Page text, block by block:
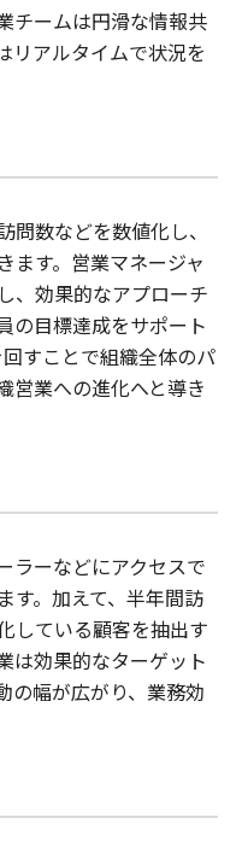
チームは円滑な情報共
リアルタイムで状況を
数などを数値化し、
ます。営業マネージャ
、効果的なアプローチ
の目標達成をサポート
すことで組織全体のパ
営業への進化へと導き
ラーなどにアクセスで
す。加えて、半年間訪
している顧客を抽出す
は効果的なターゲット
の幅が広がり、業務効